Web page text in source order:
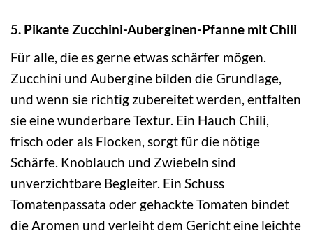
5. Pikante Zucchini-Auberginen-Pfanne mit Chili
Für alle, die es gerne etwas schärfer mögen.
Zucchini und Aubergine bilden die Grundlage,
und wenn sie richtig zubereitet werden, entfalten
sie eine wunderbare Textur. Ein Hauch Chili,
frisch oder als Flocken, sorgt für die nötige
Schärfe. Knoblauch und Zwiebeln sind
unverzichtbare Begleiter. Ein Schuss
Tomatenpassata oder gehackte Tomaten bindet
die Aromen und verleiht dem Gericht eine leichte